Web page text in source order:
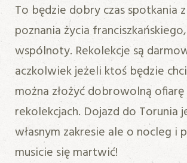
To będzie dobry czas spotkania
poznania życia
wspólnoty. Rekolekcje są
aczkolwiek jeżeli ktoś będzie
można złożyć dobrowolną
rekolekcjach. Dojazd do Torunia
własnym zakresie ale o nocleg i
musicie się martwić!